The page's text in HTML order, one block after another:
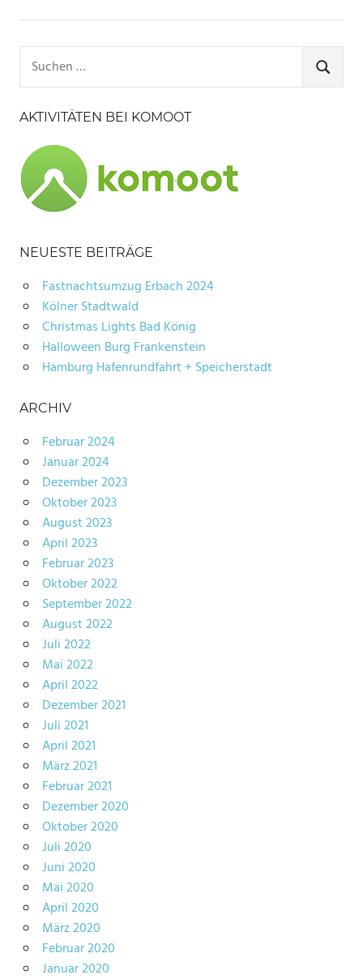
nach:
SUCHEN
AKTIVITÄTEN BEI KOMOOT
NEUESTE BEITRÄGE
Fastnachtsumzug Erbach 2024
Kölner Stadtwald
Christmas Lights Bad König
Halloween Burg Frankenstein
Hamburg Hafenrundfahrt + Speicherstadt
ARCHIV
Februar 2024
Januar 2024
Dezember 2023
Oktober 2023
August 2023
April 2023
Februar 2023
Oktober 2022
September 2022
August 2022
Juli 2022
Mai 2022
April 2022
Dezember 2021
Juli 2021
April 2021
März 2021
Februar 2021
Dezember 2020
Oktober 2020
Juli 2020
Juni 2020
Mai 2020
April 2020
März 2020
Februar 2020
Januar 2020